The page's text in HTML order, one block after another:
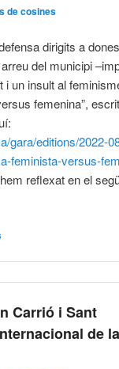
de cosines
dirigits a
del municipi
un insult al
femenina”,
gara/editions/2022-
feminista-versus-
reflexat en el
Carrió i Sant
de